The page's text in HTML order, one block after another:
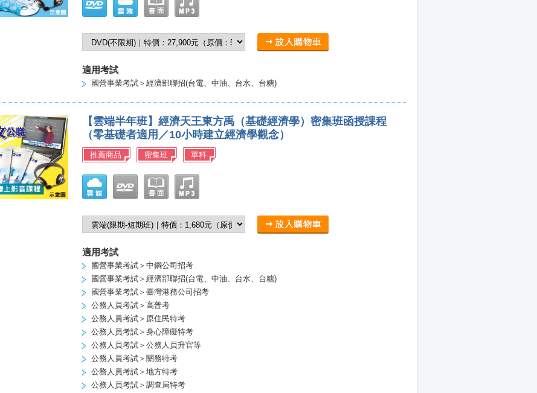
適用考試
國營事業考試＞經濟部聯招(台電、中油、台水、台糖)
【雲端半年班】經濟天王東方禹（基礎經濟學）密集班函授課程
（零基礎者適用／10小時建立經濟學觀念）
推薦商品 密集班 單科
適用考試
國營事業考試＞中鋼公司招考
國營事業考試＞經濟部聯招(台電、中油、台水、台糖)
國營事業考試＞臺灣港務公司招考
公務人員考試＞高普考
公務人員考試＞原住民特考
公務人員考試＞身心障礙特考
公務人員考試＞公務人員升官等
公務人員考試＞關務特考
公務人員考試＞地方特考
公務人員考試＞調查局特考